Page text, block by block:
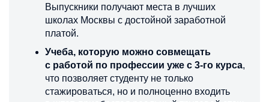
Выпускники получают места в лучших
школах Москвы с достойной заработной
платой.
Учеба, которую можно совмещать
с работой по профессии уже с 3-го курса,
что позволяет студенту не только
стажироваться, но и полноценно входить